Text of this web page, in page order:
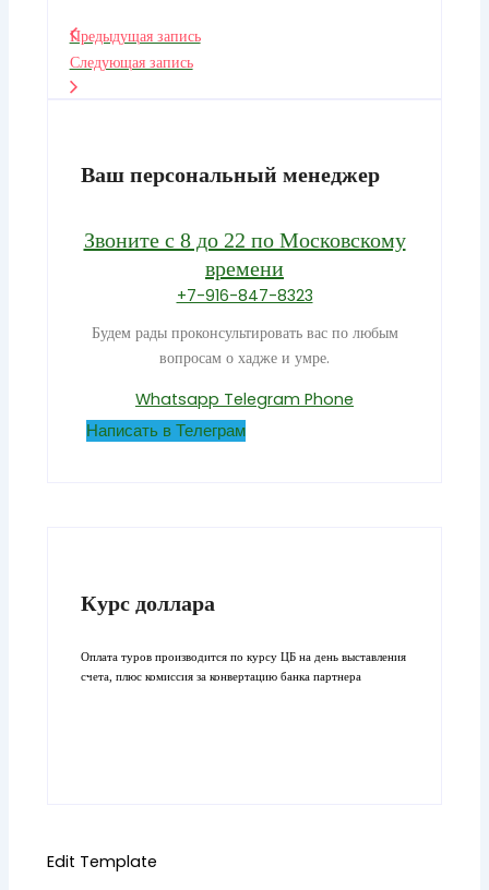
Предыдущая запись
Следующая запись
Ваш персональный менеджер
Звоните с 8 до 22 по Московскому
времени
+7-916-847-8323
Будем рады проконсультировать вас по любым
вопросам о хадже и умре.
Whatsapp Telegram Phone
Написать в Телеграм
Курс доллара
Оплата туров производится по курсу ЦБ на день выставления
счета, плюс комиссия за конвертацию банка партнера
Edit Template